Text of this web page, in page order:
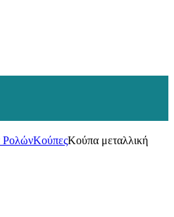
ΡολώνΚούπεςΚούπα μεταλλική